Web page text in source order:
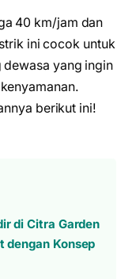
40 km/jam dan
ini cocok untuk
yang ingin
berikut ini!
di Citra Garden
dengan Konsep